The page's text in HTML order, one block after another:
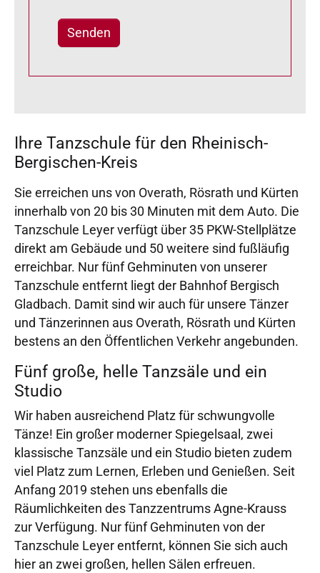
Ihre Tanzschule für den Rheinisch-
Bergischen-Kreis
Sie erreichen uns von Overath, Rösrath und Kürten
innerhalb von 20 bis 30 Minuten mit dem Auto. Die
Tanzschule Leyer verfügt über 35 PKW-Stellplätze
direkt am Gebäude und 50 weitere sind fußläufig
erreichbar. Nur fünf Gehminuten von unserer
Tanzschule entfernt liegt der Bahnhof Bergisch
Gladbach. Damit sind wir auch für unsere Tänzer
und Tänzerinnen aus Overath, Rösrath und Kürten
bestens an den Öffentlichen Verkehr angebunden.
Fünf große, helle Tanzsäle und ein
Studio
Wir haben ausreichend Platz für schwungvolle
Tänze! Ein großer moderner Spiegelsaal, zwei
klassische Tanzsäle und ein Studio bieten zudem
viel Platz zum Lernen, Erleben und Genießen. Seit
Anfang 2019 stehen uns ebenfalls die
Räumlichkeiten des Tanzzentrums Agne-Krauss
zur Verfügung. Nur fünf Gehminuten von der
Tanzschule Leyer entfernt, können Sie sich auch
hier an zwei großen, hellen Sälen erfreuen.